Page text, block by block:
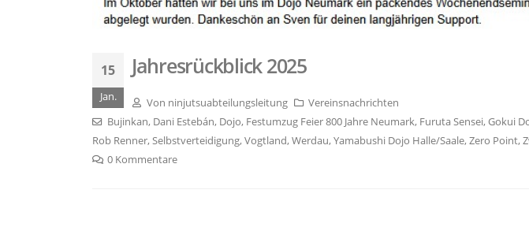
15
Jan.
Jahresrückblick 2025
Von ninjutsuabteilungsleitung
Vereinsnachrichten
Bujinkan, Dani Estebán, Dojo, Festumzug Feier 800 Jahre Neumark, Furuta Sensei,Gokui
Rob Renner,Selbstverteidigung,Vogtland,Werdau,Yamabushi Dojo Halle/Saale,Zero Point,
0 Kommentare